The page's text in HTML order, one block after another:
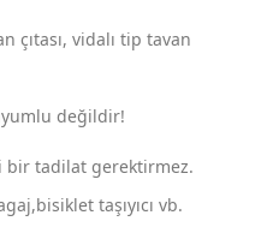
çıtası, vidalı tip tavan
değildir!
bir tadilat gerektirmez.
taşıyıcı vb.